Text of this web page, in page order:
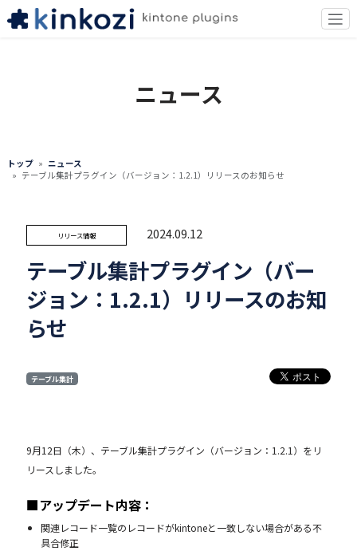
ニュース
トップ
ニュース
テーブル集計プラグイン（バージョン：1.2.1）リリースのお知らせ
リリース情報 2024.09.12
テーブル集計プラグイン（バー
ジョン：1.2.1）リリースのお知
らせ
テーブル集計
9月12日（木）、テーブル集計プラグイン（バージョン：1.2.1）をリ
リースしました。
■アップデート内容：
関連レコード一覧のレコードがkintoneと一致しない場合がある不
具合修正